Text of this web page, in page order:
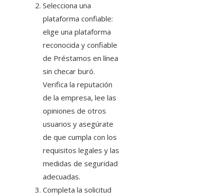
Selecciona una
plataforma confiable:
elige una plataforma
reconocida y confiable
de Préstamos en línea
sin checar buró.
Verifica la reputación
de la empresa, lee las
opiniones de otros
usuarios y asegúrate
de que cumpla con los
requisitos legales y las
medidas de seguridad
adecuadas.
Completa la solicitud